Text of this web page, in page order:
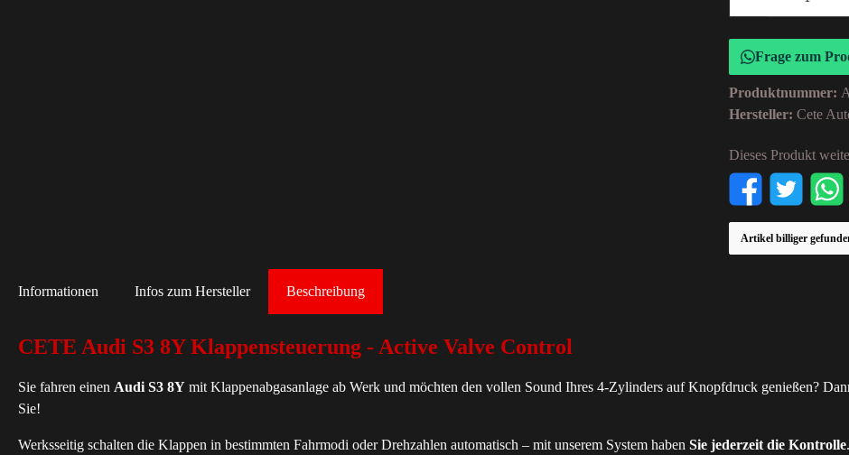
Frage zum
Produktnummer:
Hersteller:Cete
Dieses Produkt
Artikel billiger
Beschreibung
Informationen Infos zum Hersteller
CETE Audi S3 8Y Klappensteuerung - Active Valve Control
Sie fahren einen Audi S3 8Y mit Klappenabgasanlage ab Werk und möchten den vollen Sound Ihres 4-Zylinders auf Knopfdruck genießen?
Sie!
Werksseitig schalten die Klappen in bestimmten Fahrmodi oder Drehzahlen automatisch – mit unserem System haben Sie jederzeit die Kontrolle.